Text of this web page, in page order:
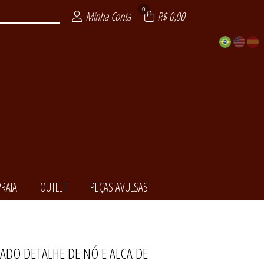
Minha Conta 0 R$ 0,00
OUTLET PEÇAS AVULSAS
DETALHE DE NÓ E ALCA DE